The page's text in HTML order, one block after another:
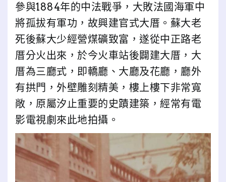
參與1884年的中法戰爭，大敗法國海軍中
將孤拔有軍功，故興建官式大厝。蘇大老
死後蘇大少經營煤礦致富，遂從中正路老
厝分火出來，於今火車站後闢建大厝，大
厝為三廳式，即轎廳、大廳及花廳，廳外
有拱門，外壁雕刻精美，樓上樓下非常寬
敞，原屬汐止重要的史蹟建築，經常有電
影電視劇來此地拍攝。